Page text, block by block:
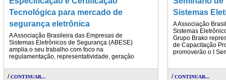
Tecnológica para mercado de
segurança eletrônica
A Associação Brasileira das Empresas de
Sistemas Eletrônicos de Segurança (ABESE)
amplia o seu trabalho com foco na
regulamentação, representatividade, geração
/CONTINUAR...
Sistemas
A Associação
Sistemas
Grupo Brako
de Capacitação
promoverão o I
/CONTINUAR...